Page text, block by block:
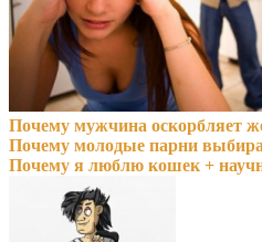
Почему мужчина оскорбляет
Почему молодые парни
Почему я люблю кошек +